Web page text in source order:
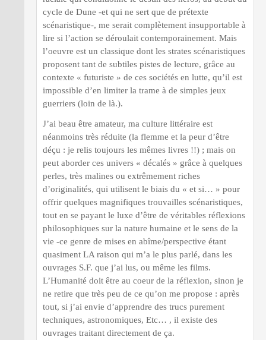
cycle de Dune -et qui ne sert que de prétexte
scénaristique-, me serait complètement insupportable à
lire si l’action se déroulait contemporainement. Mais
l’oeuvre est un classique dont les strates scénaristiques
proposent tant de subtiles pistes de lecture, grâce au
contexte « futuriste » de ces sociétés en lutte, qu’il est
impossible d’en limiter la trame à de simples jeux
guerriers (loin de là.).
J’ai beau être amateur, ma culture littéraire est
néanmoins très réduite (la flemme et la peur d’être
déçu : je relis toujours les mêmes livres !!) ; mais on
peut aborder ces univers « décalés » grâce à quelques
perles, très malines ou extrêmement riches
d’originalités, qui utilisent le biais du « et si… » pour
offrir quelques magnifiques trouvailles scénaristiques,
tout en se payant le luxe d’être de véritables réflexions
philosophiques sur la nature humaine et le sens de la
vie -ce genre de mises en abîme/perspective étant
quasiment LA raison qui m’a le plus parlé, dans les
ouvrages S.F. que j’ai lus, ou même les films.
L’Humanité doit être au coeur de la réflexion, sinon je
ne retire que très peu de ce qu’on me propose : après
tout, si j’ai envie d’apprendre des trucs purement
techniques, astronomiques, Etc… , il existe des
ouvrages traitant directement de ça.